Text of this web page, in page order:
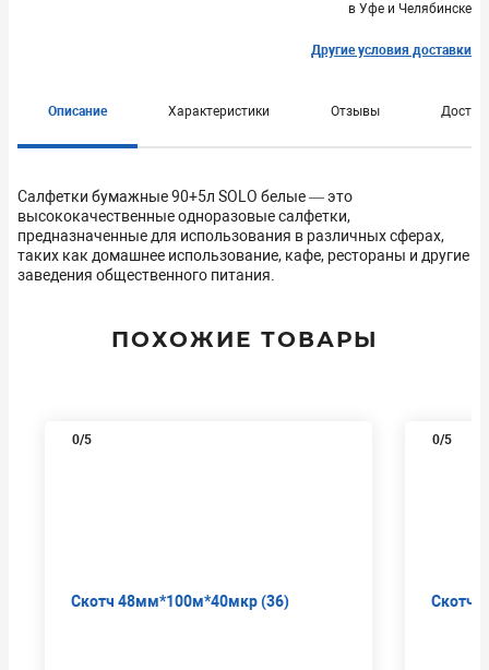
в Уфе и Челябинске
Другие условия доставки
Описание Характеристики Отзывы
Салфетки бумажные 90+5л SOLO белые — это
высококачественные одноразовые салфетки,
предназначенные для использования в различных сферах,
таких как домашнее использование, кафе, рестораны и другие
заведения общественного питания.
ПОХОЖИЕ ТОВАРЫ
0/5
Скотч 48мм*100м*40мкр (36)
0/5
Скотч